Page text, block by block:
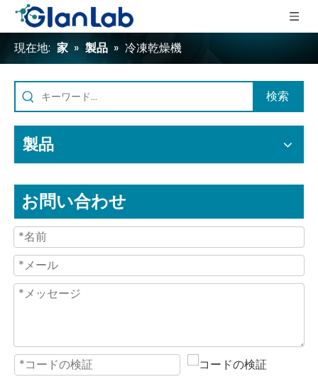
現在地: 家 » 製品 » 冷凍乾燥機
検索
製品
お問い合わせ